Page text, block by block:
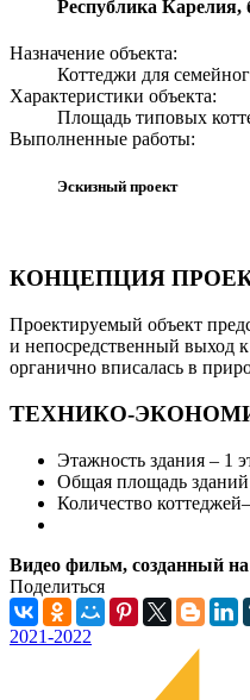
Республика Карелия,
Назначение объекта:
Коттеджи для
Характеристики объекта:
Площадь типовых
Выполненные работы:
Эскизный проект
КОНЦЕПЦИЯ
Проектируемый объект
и непосредственный выход
органично вписалась в
ТЕХНИКО-
Этажность здания – 1
Общая площадь
Количество
Видео фильм, созданный
Поделиться
2021-2022